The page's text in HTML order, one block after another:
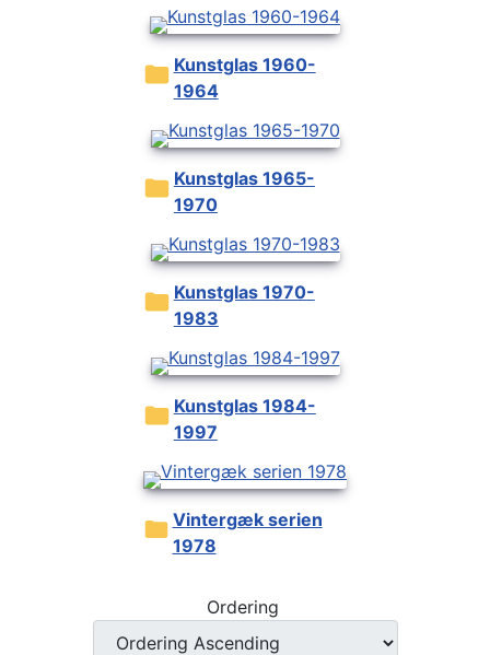
Kunstglas 1960-
1964
Kunstglas 1965-
1970
Kunstglas 1970-
1983
Kunstglas 1984-
1997
Vintergæk serien
1978
Ordering